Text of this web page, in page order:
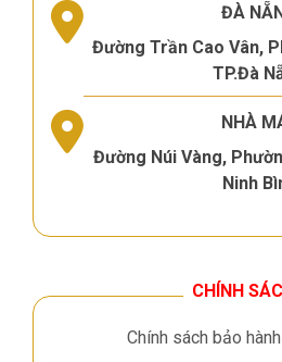
ĐÀ
Đường Trần Cao Vân,
TP.Đà
NHÀ
Đường Núi Vàng,
Ninh
CHÍNH
Chính sách bảo